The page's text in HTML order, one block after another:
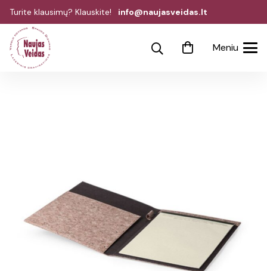
Turite klausimų? Klauskite! info@naujasveidas.lt
Meniu